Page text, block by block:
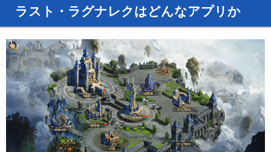
ラスト・ラグナレクはどんなアプリか